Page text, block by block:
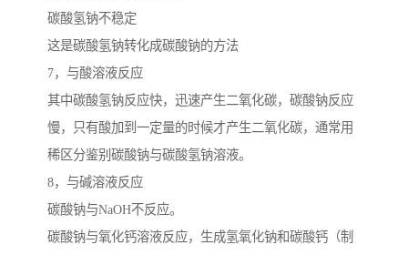
碳酸氢钠不稳定
这是碳酸氢钠转化成碳酸钠的方法
7，与酸溶液反应
其中碳酸氢钠反应快，迅速产生二氧化碳，碳酸钠反应
慢，只有酸加到一定量的时候才产生二氧化碳，通常用
稀区分鉴别碳酸钠与碳酸氢钠溶液。
8，与碱溶液反应
碳酸钠与NaOH不反应。
碳酸钠与氧化钙溶液反应，生成氢氧化钠和碳酸钙（制